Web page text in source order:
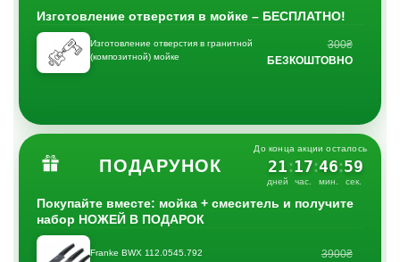
Изготовление отверстия в мойке – БЕСПЛАТНО!
Изготовление отверстия в гранитной
(композитной) мойке
300₴
БЕЗКОШТОВНО
ПОДАРУНОК
До конца акции осталось
21
дней
:17
час.
:46
мин.
:58
сек.
Покупайте вместе: мойка + смеситель и получите
набор НОЖЕЙ В ПОДАРОК
Franke BWX 112.0545.792
3900₴